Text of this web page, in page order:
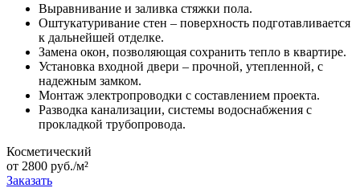
Выравнивание и заливка стяжки пола.
Оштукатуривание стен – поверхность подготавливается
к дальнейшей отделке.
Замена окон, позволяющая сохранить тепло в квартире.
Установка входной двери – прочной, утепленной, с
надежным замком.
Монтаж электропроводки с составлением проекта.
Разводка канализации, системы водоснабжения с
прокладкой трубопровода.
Косметический
от 2800 руб./м²
Заказать